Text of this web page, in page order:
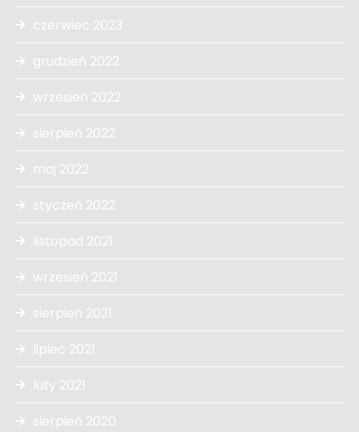
czerwiec 2023
grudzień 2022
wrzesień 2022
sierpień 2022
maj 2022
styczeń 2022
listopad 2021
wrzesień 2021
sierpień 2021
lipiec 2021
luty 2021
sierpień 2020